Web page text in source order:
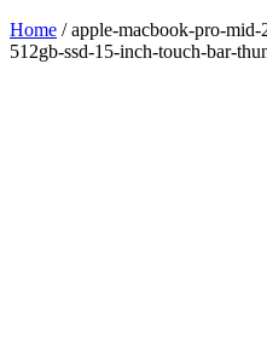
Home / apple-macbook-pro-
512gb-ssd-15-inch-touch-bar-